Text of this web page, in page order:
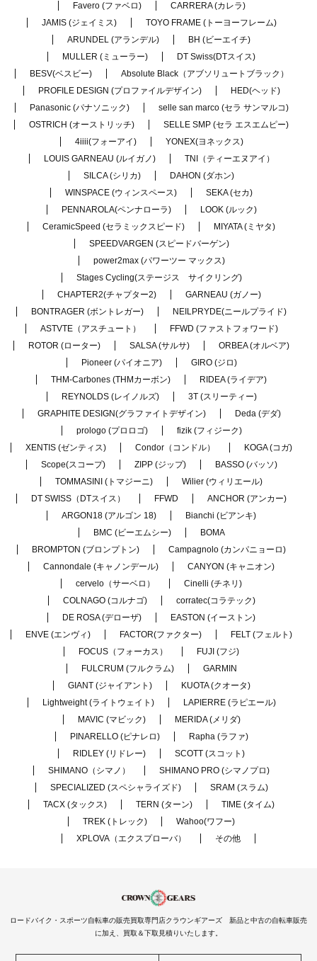
Favero (ファベロ)
CARRERA (カレラ)
JAMIS (ジェイミス)
TOYO FRAME (トーヨーフレーム)
ARUNDEL (アランデル)
BH (ビーエイチ)
MULLER (ミューラー)
DT Swiss(DTスイス)
BESV(ベスビー)
Absolute Black（アブソリュートブラック）
PROFILE DESIGN (プロファイルデザイン)
HED(ヘッド)
Panasonic (パナソニック)
selle san marco (セラ サンマルコ)
OSTRICH (オーストリッチ)
SELLE SMP (セラ エスエムピー)
4iiii(フォーアイ)
YONEX(ヨネックス)
LOUIS GARNEAU (ルイガノ)
TNI（ティーエヌアイ）
SILCA (シリカ)
DAHON (ダホン)
WINSPACE (ウィンスペース)
SEKA (セカ)
PENNAROLA(ペンナローラ)
LOOK (ルック)
CeramicSpeed (セラミックスピード)
MIYATA (ミヤタ)
SPEEDVARGEN (スピードバーゲン)
power2max (パワーツー マックス)
Stages Cycling(ステージス サイクリング)
CHAPTER2(チャプター2)
GARNEAU (ガノー)
BONTRAGER (ボントレガー)
NEILPRYDE(ニールプライド)
ASTVTE（アスチュート）
FFWD (ファストフォワード)
ROTOR (ローター)
SALSA (サルサ)
ORBEA (オルベア)
Pioneer (パイオニア)
GIRO (ジロ)
THM-Carbones (THMカーボン)
RIDEA (ライデア)
REYNOLDS (レイノルズ)
3T (スリーティー)
GRAPHITE DESIGN(グラファイトデザイン)
Deda (デダ)
prologo (プロロゴ)
fizik (フィジーク)
XENTIS (ゼンティス)
Condor（コンドル）
KOGA (コガ)
Scope(スコープ)
ZIPP (ジップ)
BASSO (バッソ)
TOMMASINI (トマジーニ)
Wilier (ウィリエール)
DT SWISS（DTスイス）
FFWD
ANCHOR (アンカー)
ARGON18 (アルゴン 18)
Bianchi (ビアンキ)
BMC (ビーエムシー)
BOMA
BROMPTON (ブロンプトン)
Campagnolo (カンパニョーロ)
Cannondale (キャノンデール)
CANYON (キャニオン)
cervelo（サーベロ）
Cinelli (チネリ)
COLNAGO (コルナゴ)
corratec(コラテック)
DE ROSA (デローザ)
EASTON (イーストン)
ENVE (エンヴィ)
FACTOR(ファクター)
FELT (フェルト)
FOCUS（フォーカス）
FUJI (フジ)
FULCRUM (フルクラム)
GARMIN
GIANT (ジャイアント)
KUOTA (クオータ)
Lightweight (ライトウェイト)
LAPIERRE (ラピエール)
MAVIC (マビック)
MERIDA (メリダ)
PINARELLO (ピナレロ)
Rapha (ラファ)
RIDLEY (リドレー)
SCOTT (スコット)
SHIMANO（シマノ）
SHIMANO PRO (シマノプロ)
SPECIALIZED (スペシャライズド)
SRAM (スラム)
TACX (タックス)
TERN (ターン)
TIME (タイム)
TREK (トレック)
Wahoo(ワフー)
XPLOVA（エクスプローバ）
その他
ロードバイク・スポーツ自転車の販売買取専門店クラウンギアーズ 新品と中古の自転車販売
に加え、買取＆下取見積りいたします。